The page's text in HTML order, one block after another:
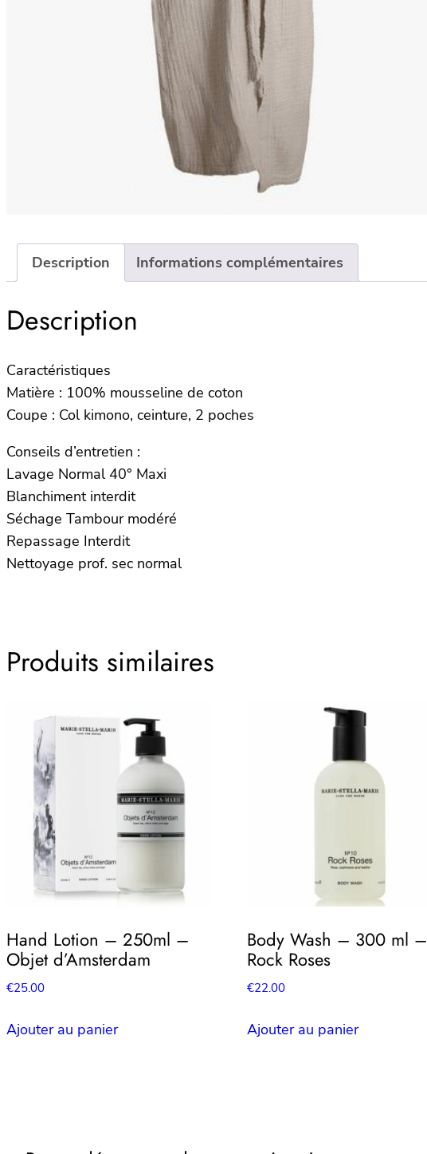
Description Informations complémentaires
Description
Caractéristiques
Matière : 100% mousseline de coton
Coupe : Col kimono, ceinture, 2 poches
Conseils d’entretien :
Lavage Normal 40° Maxi
Blanchiment interdit
Séchage Tambour modéré
Repassage Interdit
Nettoyage prof. sec normal
Produits similaires
Hand Lotion – 250ml –
Objet d’Amsterdam
€25.00
Ajouter au panier
Body Wash – 300 ml –
Rock Roses
€22.00
Ajouter au panier